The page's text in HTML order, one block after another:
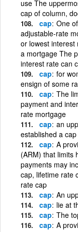
use The
cap of column,
cap One
adjustable-rate
or lowest interest
a mortgage The
interest rate can
cap for
ensign of some
cap The
payment and
rate mortgage
cap an
established a
cap A
(ARM) that limits
payments may
cap, lifetime rate
rate cap
cap An
cap lie at
cap The
cap A